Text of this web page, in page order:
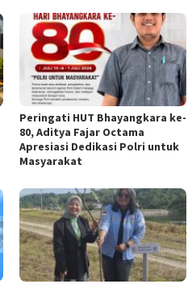
Peringati HUT Bhayangkara ke-
80, Aditya Fajar Octama
Apresiasi Dedikasi Polri untuk
Masyarakat